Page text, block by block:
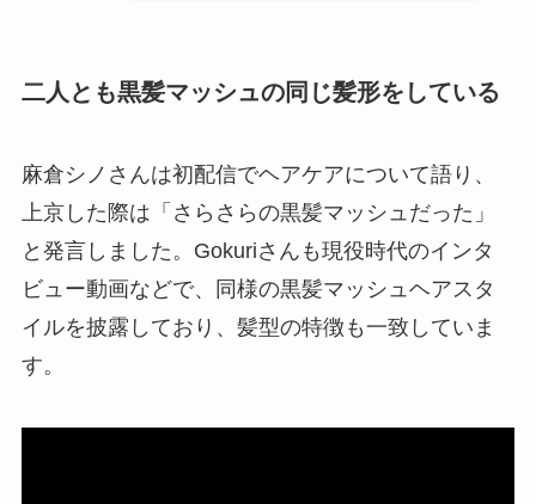
二人とも黒髪マッシュの同じ髪形をしている
麻倉シノさんは初配信でヘアケアについて語り、
上京した際は「さらさらの黒髪マッシュだった」
と発言しました。Gokuriさんも現役時代のインタ
ビュー動画などで、同様の黒髪マッシュヘアスタ
イルを披露しており、髪型の特徴も一致していま
す。